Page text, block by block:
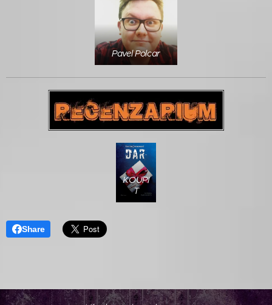
Pavel Polcar
KOUPI
T
Share